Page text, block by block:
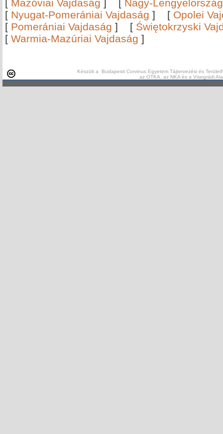
Mazóviai Vajdaság
Nagy-
[ Nyugat-Pomerániai Vajdaság ] [ Opolei
[ Pomerániai Vajdaság ] [ Świętokrzyski
[ Warmia-Mazúriai Vajdaság ]
Készült a Budapesti Corvinus Egyetem Tájtervezési és
az OTKA, az NKA és a Visegrádi